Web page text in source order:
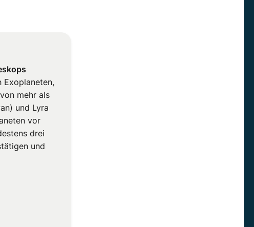
Exoplaneten,
mehr als
und Lyra
vor
drei
und